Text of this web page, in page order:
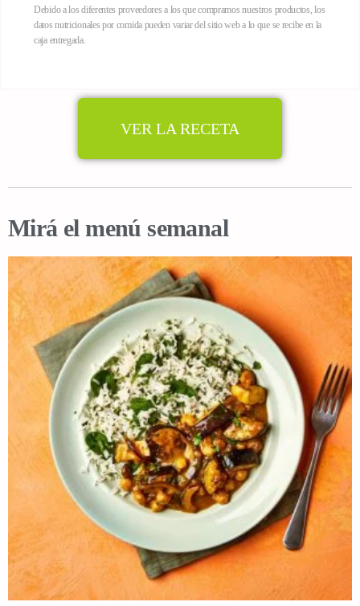
Debido a los diferentes proveedores a los que compramos nuestros productos, los
datos nutricionales por comida pueden variar del sitio web a lo que se recibe en la
caja entregada.
VER LA RECETA
Mirá el menú semanal